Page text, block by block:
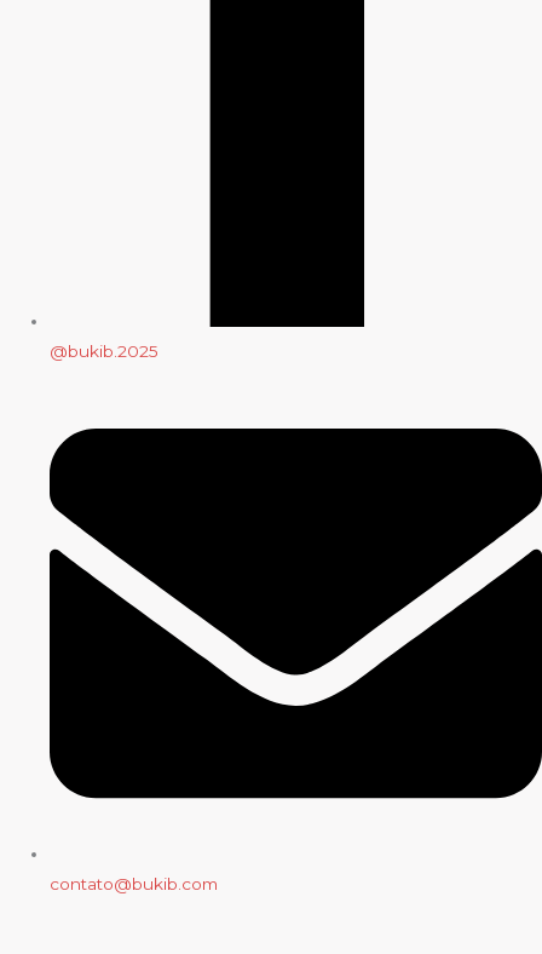
@bukib.2025
contato@bukib.com